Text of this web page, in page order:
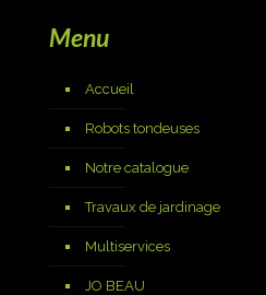
Menu
Accueil
Robots tondeuses
Notre catalogue
Travaux de jardinage
Multiservices
JO BEAU